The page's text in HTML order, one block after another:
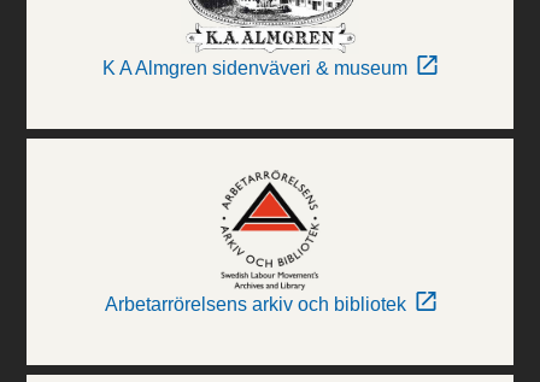
K A Almgren sidenväveri & museum
Arbetarrörelsens arkiv och bibliotek